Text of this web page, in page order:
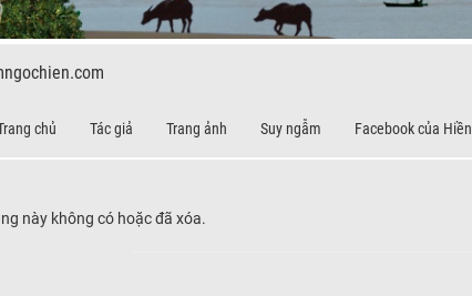
chủ Tác giả Trang ảnh Suy ngẫm Facebook của Hiền
này không có hoặc đã xóa.